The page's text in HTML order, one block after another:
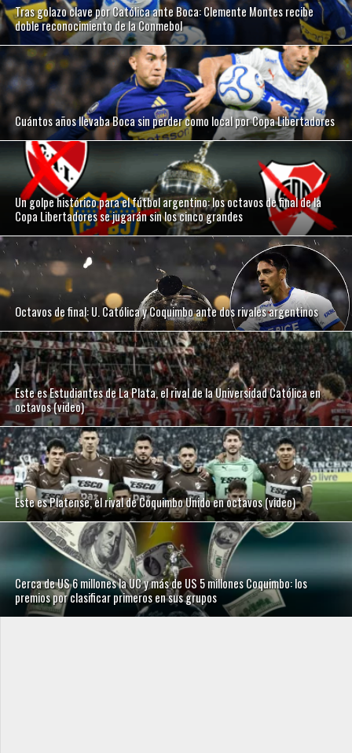
Tras golazo clave por Católica ante Boca: Clemente Montes recibe
doble reconocimiento de la Conmebol
Cuántos años llevaba Boca sin perder como local por Copa Libertadores
Un golpe histórico para el fútbol argentino: los octavos de final de la
Copa Libertadores se jugarán sin los cinco grandes
Octavos de final: U. Católica y Coquimbo ante dos rivales argentinos
Este es Estudiantes de La Plata, el rival de la Universidad Católica en
octavos (video)
Este es Platense, el rival de Coquimbo Unido en octavos (video)
Cerca de US 6 millones la UC y más de US 5 millones Coquimbo: los
premios por clasificar primeros en sus grupos